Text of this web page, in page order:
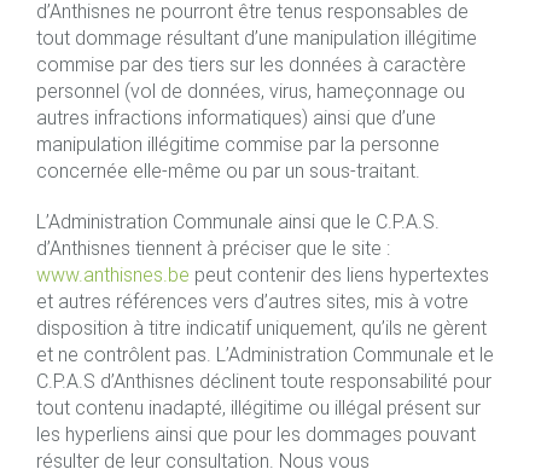
d’Anthisnes ne pourront être tenus responsables de
tout dommage résultant d’une manipulation illégitime
commise par des tiers sur les données à caractère
personnel (vol de données, virus, hameçonnage ou
autres infractions informatiques) ainsi que d’une
manipulation illégitime commise par la personne
concernée elle-même ou par un sous-traitant.
L’Administration Communale ainsi que le C.P.A.S.
d’Anthisnes tiennent à préciser que le site :
www.anthisnes.be peut contenir des liens hypertextes
et autres références vers d’autres sites, mis à votre
disposition à titre indicatif uniquement, qu’ils ne gèrent
et ne contrôlent pas. L’Administration Communale et le
C.P.A.S d’Anthisnes déclinent toute responsabilité pour
tout contenu inadapté, illégitime ou illégal présent sur
les hyperliens ainsi que pour les dommages pouvant
résulter de leur consultation. Nous vous